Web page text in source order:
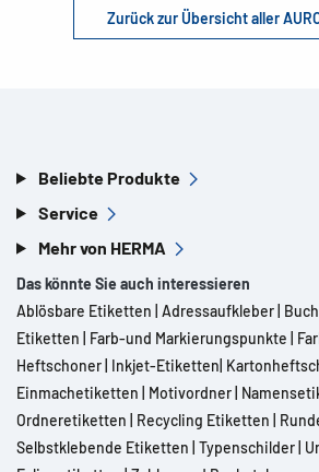
Zurück zur Übersicht aller
Beliebte Produkte
Service
Mehr von HERMA
Das könnte Sie auch interessieren
Ablösbare Etiketten Adressaufkleber
Etiketten
Farb-und Markierungspunkte
Heftschoner Inkjet-Etiketten
Einmachetiketten
Motivordner
Ordneretiketten
Recycling Etiketten
Selbstklebende Etiketten Typenschilder